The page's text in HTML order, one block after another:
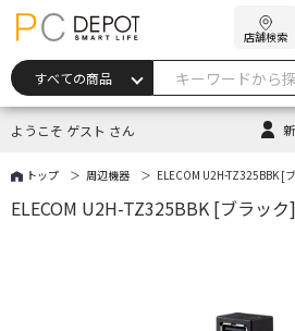
店舗検索
ようこそ ゲスト さん
トップ 周辺機器 ELECOM U2H-TZ325BBK [
ELECOM U2H-TZ325BBK [ブラック]